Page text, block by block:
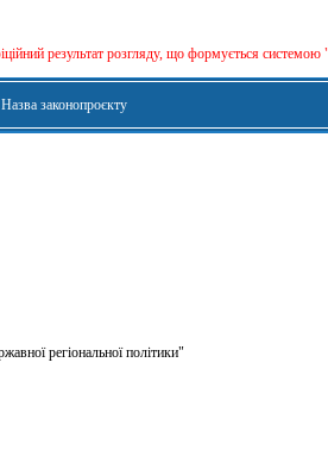
результат розгляду, що формується сиcтемою
Назва законопроєкту
регіональної політики"